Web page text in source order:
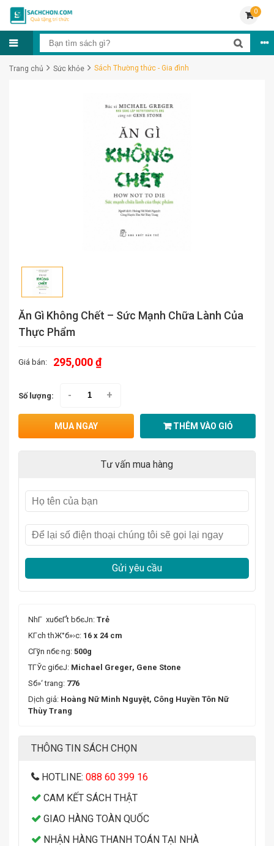
0
Trang chủ Sức khỏe Sách Thường thức - Gia đình
Ăn Gì Không Chết – Sức Mạnh Chữa Lành Của
Thực Phẩm
Giá bán: 295,000 ₫
Số lượng: - +
MUA NGAY THÊM VÀO GIỎ
Tư vấn mua hàng
Gửi yêu cầu
NhГ xuбєҐt bбєЈn: Trẻ
KГ­ch thЖ°б»›c: 16 x 24 cm
CГўn nбє·ng: 500g
TГЎc giбєЈ: Michael Greger, Gene Stone
Sб»‘ trang: 776
Dịch giả: Hoàng Nữ Minh Nguyệt, Công Huyền Tôn Nữ
Thùy Trang
THÔNG TIN SÁCH CHỌN
HOTLINE: 088 60 399 16
CAM KẾT SÁCH THẬT
GIAO HÀNG TOÀN QUỐC
NHẬN HÀNG THANH TOÁN TẠI NHÀ